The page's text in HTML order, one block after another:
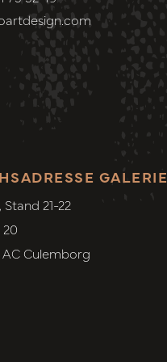
GALERIE
Stand 21-22
AC Culemborg